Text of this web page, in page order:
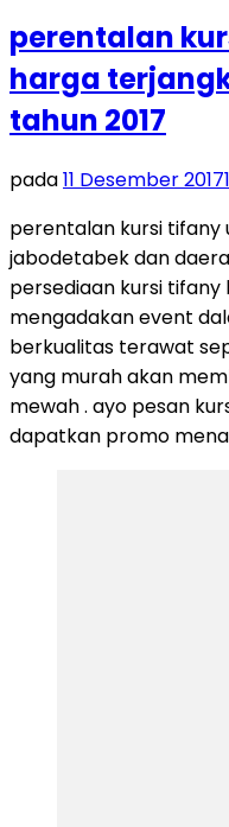
perentalan
harga
tahun 2017
pada11 Desember 2017
perentalan kursi
jabodetabek dan
persediaan kursi tifany
mengadakan event
berkualitas terawat
yang murah akan
mewah . ayo pesan
dapatkan promo